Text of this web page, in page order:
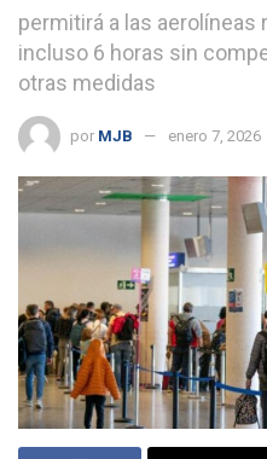
permitirá a las aerolíneas
incluso 6 horas sin
otras medidas
por MJB enero 7, 2026